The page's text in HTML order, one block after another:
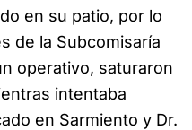
en su patio, por lo
de la Subcomisaría
operativo, saturaron
intentaba
en Sarmiento y Dr.